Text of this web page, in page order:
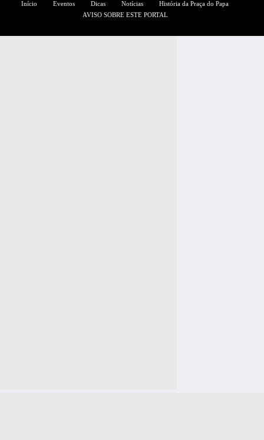
Início Eventos Dicas Notícias
História da Praça do Papa
AVISO SOBRE ESTE PORTAL